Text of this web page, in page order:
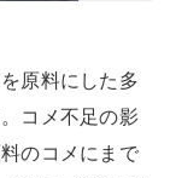
原料にした多
コメ不足の影
のコメにまで